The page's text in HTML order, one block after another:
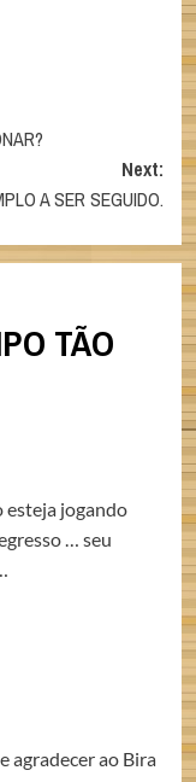
Next:
A SER SEGUIDO.
TÃO
esteja jogando
… seu
agradecer ao Bira